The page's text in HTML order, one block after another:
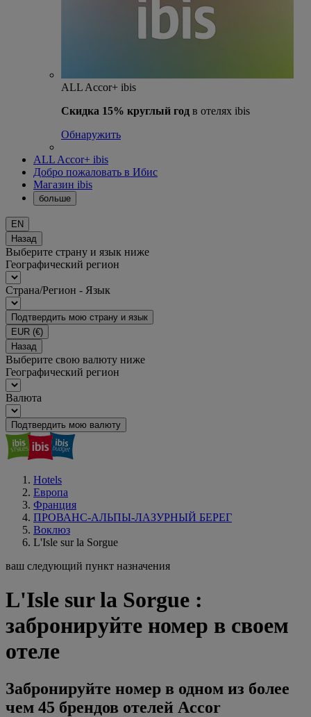
ALL Accor+ ibis
Скидка 15% круглый год в отелях ibis
Обнаружить
ALL Accor+ ibis
Добро пожаловать в Ибис
Магазин ibis
больше
EN
Назад
Выберите страну и язык ниже
Географический регион
Страна/Регион - Язык
Подтвердить мою страну и язык
EUR (€)
Назад
Выберите свою валюту ниже
Географический регион
Валюта
Подтвердить мою валюту
Hotels
Европа
Франция
ПРОВАНС-АЛЬПЫ-ЛАЗУРНЫЙ БЕРЕГ
Воклюз
L'Isle sur la Sorgue
ваш следующий пункт назначения
L'Isle sur la Sorgue :
забронируйте номер в своем
отеле
Забронируйте номер в одном из более
чем 45 брендов отелей Accor